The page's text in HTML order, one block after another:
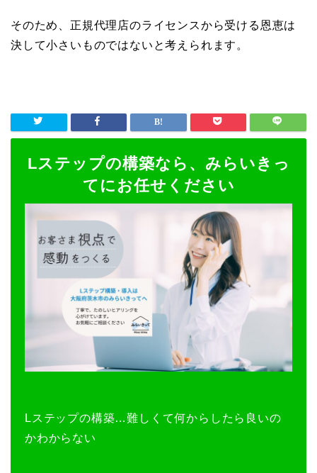
そのため、正規代理店のライセンスから受ける恩恵は
決して小さいものではないと考えられます。
Lステップの構築なら、みらいきっ
てにお任せください
Lステップの構築…難しくて何からしたら良いの
かわからない